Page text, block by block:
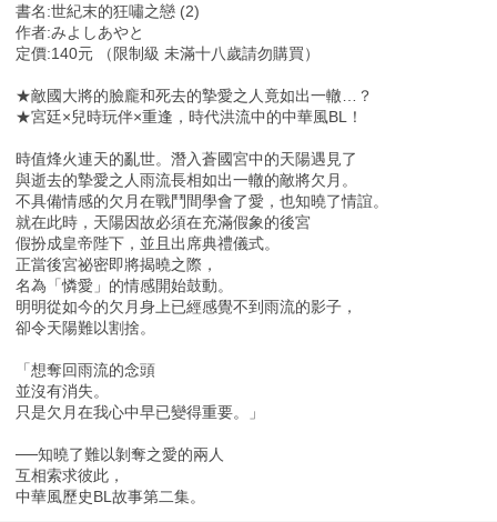
書名:世紀末的狂嘯之戀 (2)
作者:みよしあやと
定價:140元 （限制級 未滿十八歲請勿購買）
★敵國大將的臉龐和死去的摯愛之人竟如出一轍…？
★宮廷×兒時玩伴×重逢，時代洪流中的中華風BL！
時值烽火連天的亂世。潛入蒼國宮中的天陽遇見了
與逝去的摯愛之人雨流長相如出一轍的敵將欠月。
不具備情感的欠月在戰鬥間學會了愛，也知曉了情誼。
就在此時，天陽因故必須在充滿假象的後宮
假扮成皇帝陛下，並且出席典禮儀式。
正當後宮祕密即將揭曉之際，
名為「憐愛」的情感開始鼓動。
明明從如今的欠月身上已經感覺不到雨流的影子，
卻令天陽難以割捨。
「想奪回雨流的念頭
並沒有消失。
只是欠月在我心中早已變得重要。」
──知曉了難以剝奪之愛的兩人
互相索求彼此，
中華風歷史BL故事第二集。